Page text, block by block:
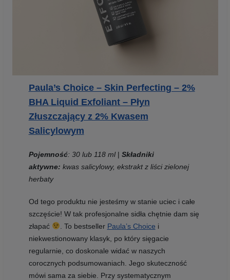
Paula’s Choice – Skin Perfecting – 2%
BHA Liquid Exfoliant – Płyn
Złuszczający z 2% Kwasem
Salicylowym
Pojemność: 30 lub 118 ml | Składniki
aktywne: kwas salicylowy, ekstrakt z liści zielonej
herbaty
Od tego produktu nie jesteśmy w stanie uciec i całe
szczęście! W tak profesjonalne sidła chętnie dam się
złapać
. To bestseller Paula’s Choice i
niekwestionowany klasyk, po który sięgacie
regularnie, co doskonale widać w naszych
corocznych podsumowaniach. Jego skuteczność
mówi sama za siebie. Przy systematycznym